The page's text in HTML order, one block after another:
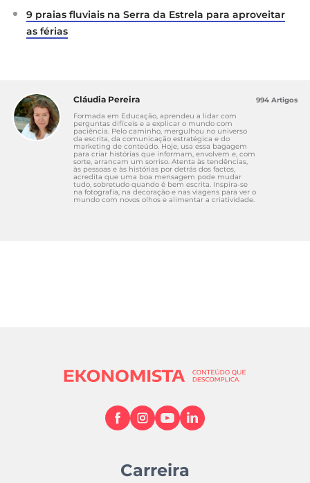
9 praias fluviais na Serra da Estrela para aproveitar
as férias
Cláudia Pereira
Formada em Educação, aprendeu a lidar com
perguntas difíceis e a explicar o mundo com
paciência. Pelo caminho, mergulhou no universo
da escrita, da comunicação estratégica e do
marketing de conteúdo. Hoje, usa essa bagagem
para criar histórias que informam, envolvem e, com
sorte, arrancam um sorriso. Atenta às tendências,
às pessoas e às histórias por detrás dos factos,
acredita que uma boa mensagem pode mudar
tudo, sobretudo quando é bem escrita. Inspira-se
na fotografia, na decoração e nas viagens para ver o
mundo com novos olhos e alimentar a criatividade.
994 Artigos
Carreira